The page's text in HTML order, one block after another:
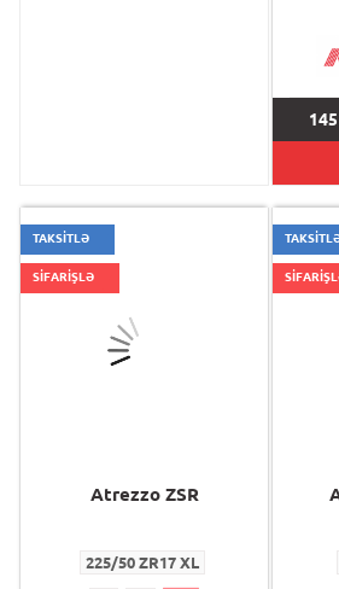
145
TAKSİTLƏ
SİFARİŞLƏ
Atrezzo ZSR
225/50 ZR17 XL